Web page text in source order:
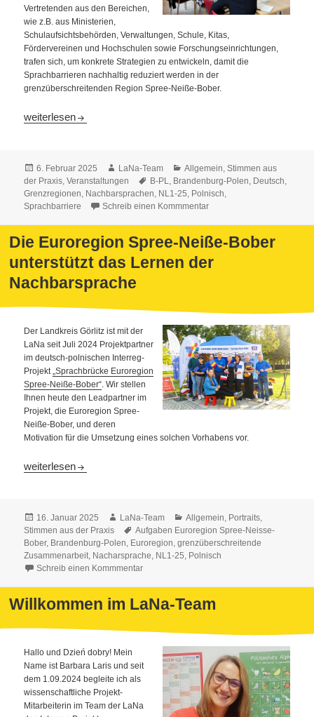
Vertretenden aus den Bereichen,
wie z.B. aus Ministerien,
Schulaufsichtsbehörden, Verwaltungen, Schule, Kitas,
Fördervereinen und Hochschulen sowie Forschungseinrichtungen,
trafen sich, um konkrete Strategien zu entwickeln, damit die
Sprachbarrieren nachhaltig reduziert werden in der
grenzüberschreitenden Region Spree-Neiße-Bober.
Neues aus dem Projektalltag: Arbeitsgemeinschaft „Unsere
weiterlesen
Veröffentlicht
am
6. Februar 2025 Autor
LaNa-Team Kategorien
Allgemein,Stimmen aus
der Praxis,Veranstaltungen Schlagwörter
B-PL, Brandenburg-Polen, Deutsch,
Grenzregionen, Nachbarsprachen, NL1-25, Polnisch,
Sprachbarriere
Schreib einen Kommmentar
Die Euroregion Spree-Neiße-Bober
unterstützt das Lernen der
Nachbarsprache
Der Landkreis Görlitz ist mit der
LaNa seit Juli 2024 Projektpartner
im deutsch-polnischen Interreg-
Projekt„Sprachbrücke Euroregion
Spree-Neiße-Bober“. Wir stellen
Ihnen heute den Leadpartner im
Projekt, die Euroregion Spree-
Neiße-Bober, und deren
Motivation für die Umsetzung eines solchen Vorhabens vor.
Die Euroregion Spree-Neiße-Bober unterstützt das Lernen der
weiterlesen
Veröffentlicht
am
16. Januar 2025 Autor
LaNa-Team Kategorien
Allgemein Portraits
Stimmen aus der Praxis
Schlagwörter
Aufgaben Euroregion Spree-Neisse-
Bober, Brandenburg-Polen Euroregion ,grenzüberschreitende
Zusammenarbeit Nacharsprache NL1-25 Polnisch
Schreib einen Kommmentar
Willkommen im LaNa-Team
Hallo und Dzień dobry! Mein
Name ist Barbara Laris und seit
dem 1.09.2024 begleite ich als
wissenschaftliche Projekt-
Mitarbeiterin im Team der LaNa